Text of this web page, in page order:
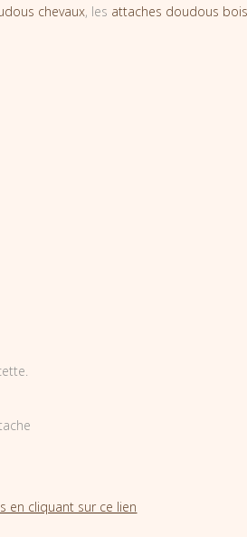
chevaux, les attaches doudous bois
en cliquant sur ce lien